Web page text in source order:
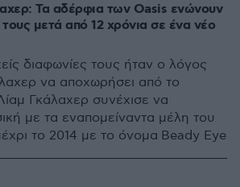
Τα αδέρφια των Oasis ενώνουν
τους μετά από 12 χρόνια σε ένα νέο
διαφωνίες τους ήταν ο λόγος
να αποχωρήσει από το
Γκάλαχερ συνέχισε να
με τα εναπομείναντα μέλη του
το 2014 με το όνομα Beady Eye